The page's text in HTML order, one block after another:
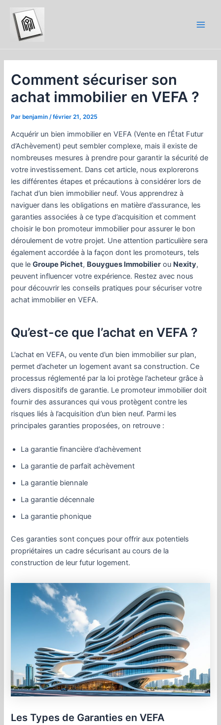
contenu
Comment sécuriser son
achat immobilier en VEFA ?
Par benjamin/février 21, 2025
Acquérir un bien immobilier en VEFA (Vente en l’État Futur
d’Achèvement) peut sembler complexe, mais il existe de
nombreuses mesures à prendre pour garantir la sécurité de
votre investissement. Dans cet article, nous explorerons
les différentes étapes et précautions à considérer lors de
l’achat d’un bien immobilier neuf. Vous apprendrez à
naviguer dans les obligations en matière d’assurance, les
garanties associées à ce type d’acquisition et comment
choisir le bon promoteur immobilier pour assurer le bon
déroulement de votre projet. Une attention particulière sera
également accordée à la façon dont les promoteurs, tels
que leGroupe Pichet, Bouygues Immobilier ou Nexity,
peuvent influencer votre expérience. Restez avec nous
pour découvrir les conseils pratiques pour sécuriser votre
achat immobilier en VEFA.
Qu’est-ce que l’achat en VEFA ?
L’achat en VEFA, ou vente d’un bien immobilier sur plan,
permet d’acheter un logement avant sa construction. Ce
processus réglementé par la loi protège l’acheteur grâce à
divers dispositifs de garantie. Le promoteur immobilier doit
fournir des assurances qui vous protègent contre les
risques liés à l’acquisition d’un bien neuf. Parmi les
principales garanties proposées, on retrouve :
La garantie financière d’achèvement
La garantie de parfait achèvement
La garantie biennale
La garantie décennale
La garantie phonique
Ces garanties sont conçues pour offrir aux potentiels
propriétaires un cadre sécurisant au cours de la
construction de leur futur logement.
Les Types de Garanties en VEFA